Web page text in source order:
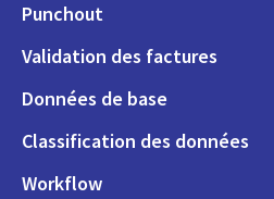
Punchout
Validation des factures
Données de base
Classification des données
Workflow